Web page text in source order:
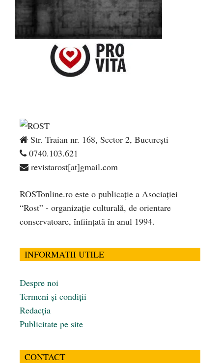
Str. Traian nr. 168, Sector 2, București
0740.103.621
revistarost[at]gmail.com
ROSTonline.ro este o publicaţie a Asociaţiei
“Rost” - organizaţie culturală, de orientare
conservatoare, înfiinţată în anul 1994.
INFORMATII UTILE
Despre noi
Termeni și condiții
Redacția
Publicitate pe site
CONTACT